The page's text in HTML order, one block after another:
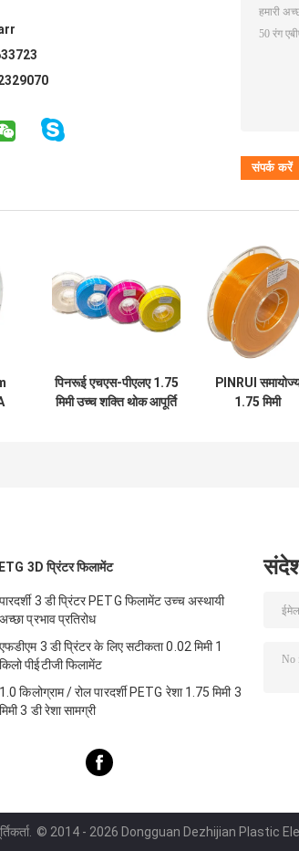
पिनरूई एचएस-पीएलए 1.75
मिमी उच्च शक्ति थोक आपूर्ति
PINRUI
1.75 मिमी
3D प्रिंटर फिलामेंट
पारदर्शी 3 डी प्रिंटर PETG फिलामेंट उच्च अस्थायी
अच्छा प्रभाव प्रतिरोध
एफडीएम 3 डी प्रिंटर के लिए सटीकता 0.02 मिमी 1
किलो पीईटीजी फिलामेंट
1.0 किलोग्राम / रोल पारदर्शी PETG रेशा 1.75 मिमी 3
मिमी 3 डी रेशा सामग्री
संदेश
© 2014 - 2026 Dongguan Dezhijian Plastic